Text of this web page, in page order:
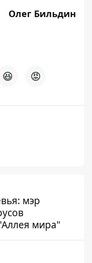
Олег Бильдин
😆 😡
мэр
мира"